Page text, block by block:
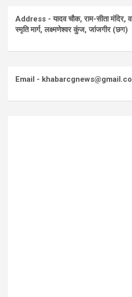
Address - यादव चौक, राम-सीता मंदिर,
स्मृति मार्ग, लक्ष्मणेश्वर कुंज, जांजगीर (छग)
Email -